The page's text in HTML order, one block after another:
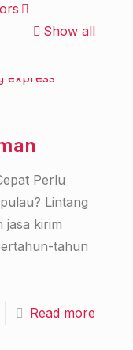
Show all
Perlu
Lintang
jasa kirim
tahun
Read more